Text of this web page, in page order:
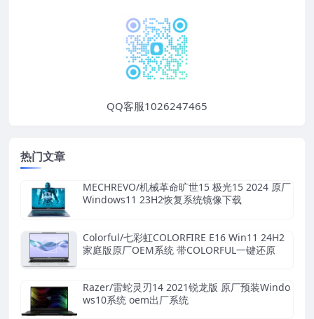
QQ客服1026247465
热门文章
MECHREVO/机械革命旷世15 极光15 2024 原厂
Windows11 23H2恢复系统镜像下载
Colorful/七彩虹COLORFIRE E16 Win11 24H2
家庭版原厂OEM系统 带COLORFUL一键还原
Razer/雷蛇灵刃14 2021锐龙版 原厂预装Windo
ws10系统 oem出厂系统